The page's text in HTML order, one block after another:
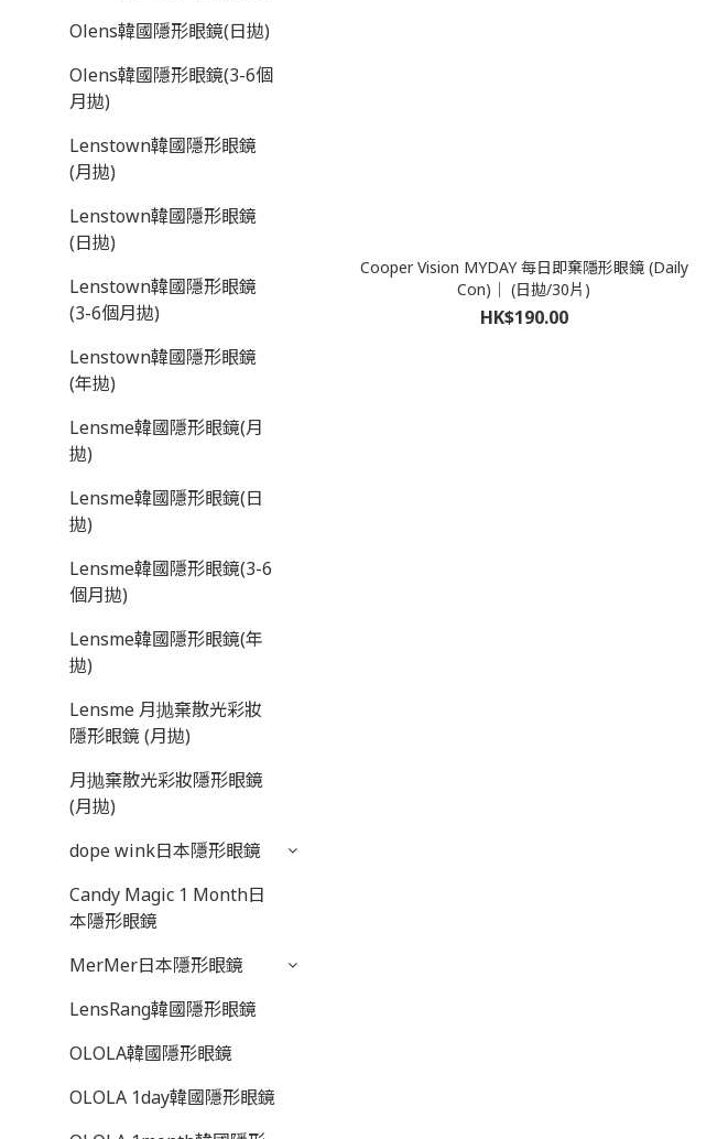
Olens韓國隱形眼鏡(日拋)
Olens韓國隱形眼鏡(3-6個
月拋)
Lenstown韓國隱形眼鏡
(月拋)
Lenstown韓國隱形眼鏡
(日拋)
Lenstown韓國隱形眼鏡
(3-6個月拋)
Lenstown韓國隱形眼鏡
(年拋)
Lensme韓國隱形眼鏡(月
拋)
Lensme韓國隱形眼鏡(日
拋)
Lensme韓國隱形眼鏡(3-6
個月拋)
Lensme韓國隱形眼鏡(年
拋)
Lensme 月抛棄散光彩妝
隱形眼鏡 (月拋)
月抛棄散光彩妝隱形眼鏡
(月拋)
dope wink日本隱形眼鏡
Candy Magic 1 Month日
本隱形眼鏡
MerMer日本隱形眼鏡
LensRang韓國隱形眼鏡
OLOLA韓國隱形眼鏡
OLOLA 1day韓國隱形眼鏡
Cooper Vision MYDAY 每日即棄隱形眼鏡 (Daily
Con)｜ (日拋/30片)
HK$190.00